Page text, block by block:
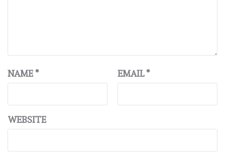
NAME* EMAIL*
WEBSITE